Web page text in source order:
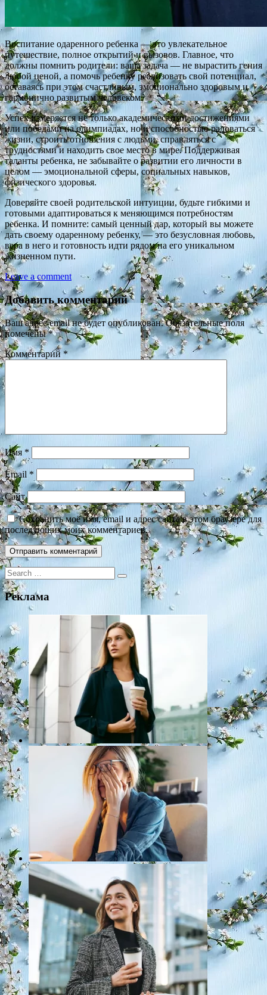
Воспитание одаренного ребенка — это увлекательное
путешествие, полное открытий и вызовов. Главное, что
должны помнить родители: ваша задача — не вырастить гения
любой ценой, а помочь ребенку реализовать свой потенциал,
оставаясь при этом счастливым, эмоционально здоровым и
гармонично развитым человеком.
Успех измеряется не только академическими достижениями
или победами на олимпиадах, но и способностью радоваться
жизни, строить отношения с людьми, справляться с
трудностями и находить свое место в мире. Поддерживая
таланты ребенка, не забывайте о развитии его личности в
целом — эмоциональной сферы, социальных навыков,
физического здоровья.
Доверяйте своей родительской интуиции, будьте гибкими и
готовыми адаптироваться к меняющимся потребностям
ребенка. И помните: самый ценный дар, который вы можете
дать своему одаренному ребенку, — это безусловная любовь,
вера в него и готовность идти рядом на его уникальном
жизненном пути.
Leave a comment
Добавить комментарий
Ваш адрес email не будет опубликован. Обязательные поля
помечены*
Комментарий *
Имя *
Email *
Сайт
Сохранить моё имя, email и адрес сайта в этом браузере для
последующих моих комментариев.
Search
for:
Реклама